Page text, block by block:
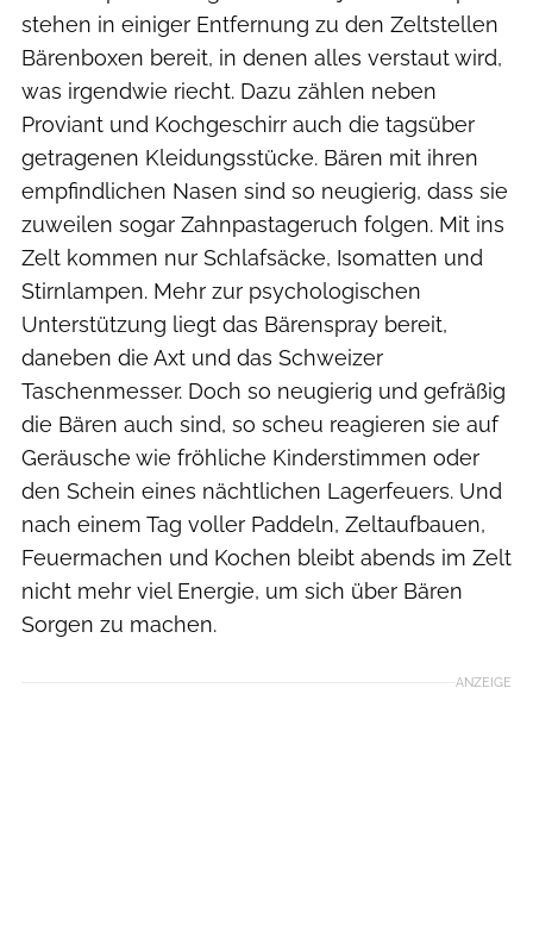
stehen in einiger Entfernung zu den Zeltstellen
Bärenboxen bereit, in denen alles verstaut wird,
was irgendwie riecht. Dazu zählen neben
Proviant und Kochgeschirr auch die tagsüber
getragenen Kleidungsstücke. Bären mit ihren
empfindlichen Nasen sind so neugierig, dass sie
zuweilen sogar Zahnpastageruch folgen. Mit ins
Zelt kommen nur Schlafsäcke, Isomatten und
Stirnlampen. Mehr zur psychologischen
Unterstützung liegt das Bärenspray bereit,
daneben die Axt und das Schweizer
Taschenmesser. Doch so neugierig und gefräßig
die Bären auch sind, so scheu reagieren sie auf
Geräusche wie fröhliche Kinderstimmen oder
den Schein eines nächtlichen Lagerfeuers. Und
nach einem Tag voller Paddeln, Zeltaufbauen,
Feuermachen und Kochen bleibt abends im Zelt
nicht mehr viel Energie, um sich über Bären
Sorgen zu machen.
ANZEIGE